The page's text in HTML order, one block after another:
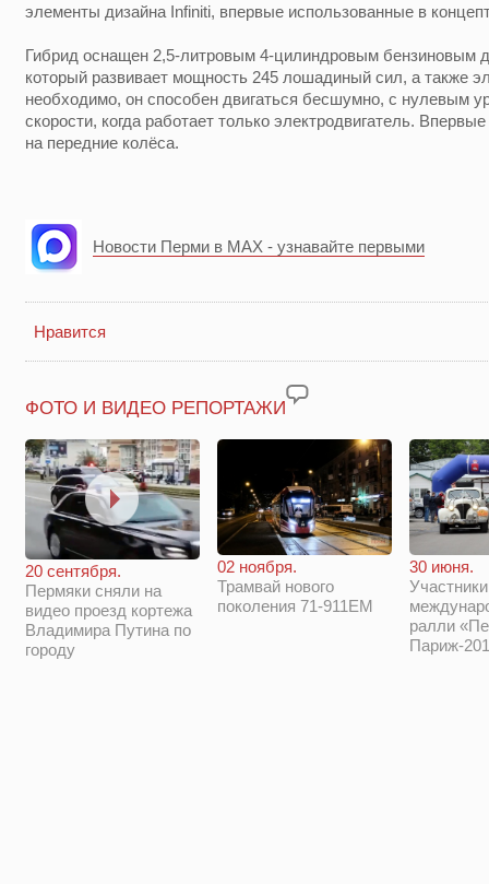
элементы дизайна Infiniti, впервые использованные в
Гибрид оснащен 2,5-литровым 4-цилиндровым бензиновым
который развивает мощность 245 лошадиный сил, а также
необходимо, он способен двигаться бесшумно, с нулевым
скорости, когда работает только электродвигатель.
на передние колёса.
Новости Перми в MAX - узнавайте первыми
Нравится
ФОТО И ВИДЕО РЕПОРТАЖИ
20 сентября.
Пермяки сняли на
видео проезд кортежа
Владимира Путина по
городу
02 ноября.
Трамвай нового
поколения 71-911ЕМ
30 июня.
Участники
ралли
Париж-